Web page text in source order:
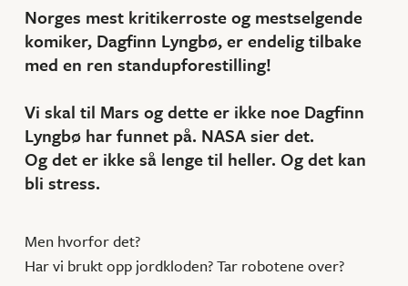
Norges mest kritikerroste og mestselgende
komiker, Dagfinn Lyngbø, er endelig tilbake
med en ren standupforestilling!
Vi skal til Mars og dette er ikke noe Dagfinn
Lyngbø har funnet på. NASA sier det.
Og det er ikke så lenge til heller. Og det kan
bli stress.
Men hvorfor det?
Har vi brukt opp jordkloden? Tar robotene over?